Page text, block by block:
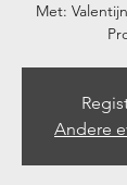
Met:
Andere